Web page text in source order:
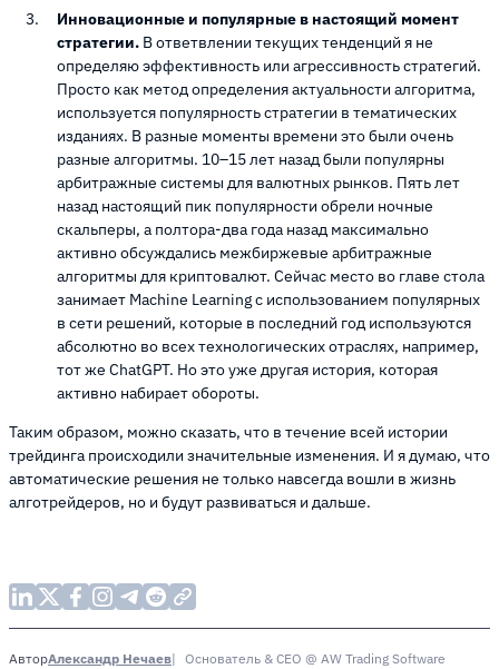
Инновационные и популярные в настоящий момент
стратегии. В ответвлении текущих тенденций я не
определяю эффективность или агрессивность стратегий.
Просто как метод определения актуальности алгоритма,
используется популярность стратегии в тематических
изданиях. В разные моменты времени это были очень
разные алгоритмы. 10–15 лет назад были популярны
арбитражные системы для валютных рынков. Пять лет
назад настоящий пик популярности обрели ночные
скальперы, а полтора-два года назад максимально
активно обсуждались межбиржевые арбитражные
алгоритмы для криптовалют. Сейчас место во главе стола
занимает Machine Learning с использованием популярных
в сети решений, которые в последний год используются
абсолютно во всех технологических отраслях, например,
тот же ChatGPT. Но это уже другая история, которая
активно набирает обороты.
Таким образом, можно сказать, что в течение всей истории
трейдинга происходили значительные изменения. И я думаю, что
автоматические решения не только навсегда вошли в жизнь
алготрейдеров, но и будут развиваться и дальше.
АвторАлександр Нечаев
Основатель & CEO @ AW Trading Software